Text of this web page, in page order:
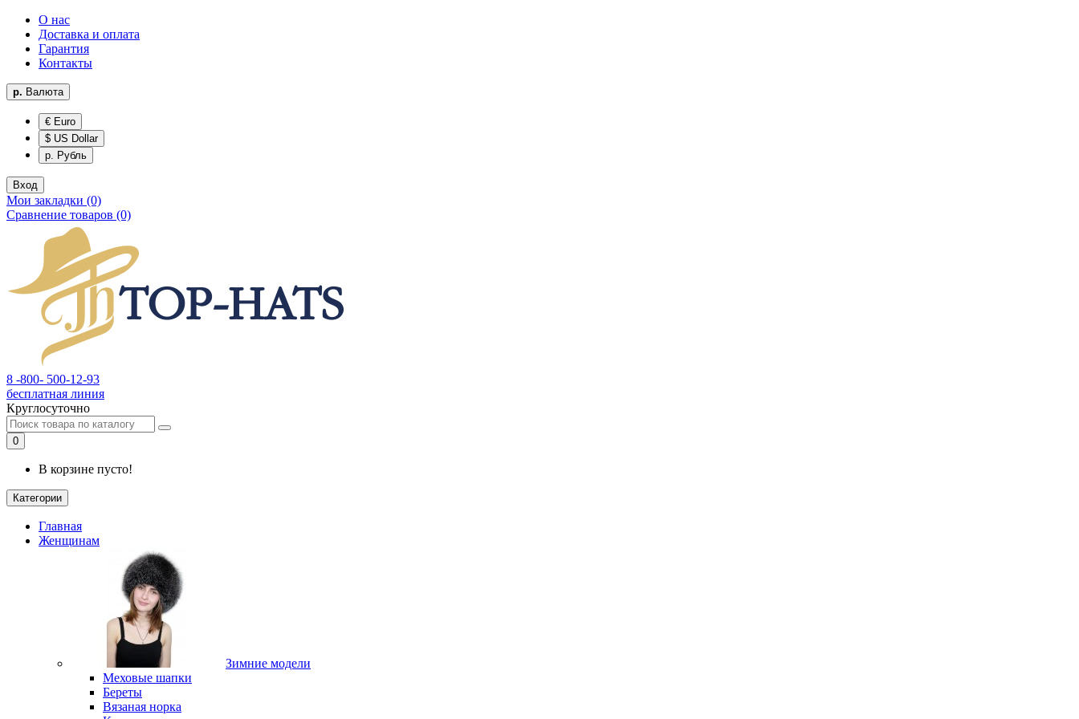
О нас
Доставка и оплата
Гарантия
Контакты
р. Валюта
€ Euro
$ US Dollar
р. Рубль
Вход
Мои закладки (0)
Сравнение товаров (0)
8 -800- 500-12-93
бесплатная линия
Круглосуточно
0
В корзине пусто!
Категории
Главная
Женщинам
Зимние модели
Меховые шапки
Береты
Вязаная норка